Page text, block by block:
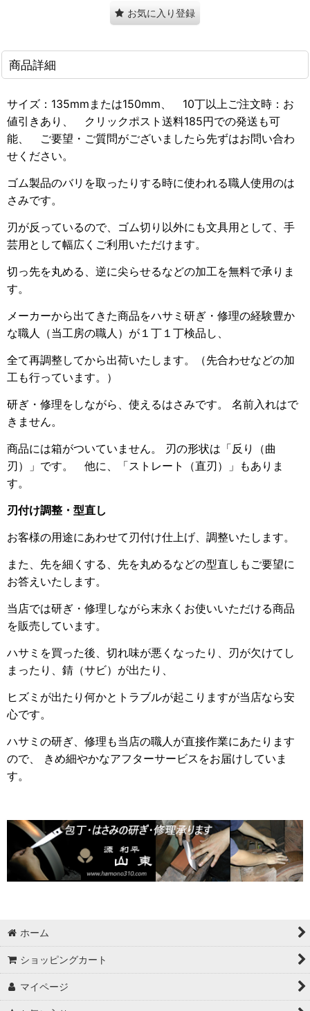
お気に入り登録
商品詳細
サイズ：135mmまたは150mm、 10丁以上ご注文時：お
値引きあり、 クリックポスト送料185円での発送も可
能、 ご要望・ご質問がございましたら先ずはお問い合わ
せください。
ゴム製品のバリを取ったりする時に使われる職人使用のは
さみです。
刃が反っているので、ゴム切り以外にも文具用として、手
芸用として幅広くご利用いただけます。
切っ先を丸める、逆に尖らせるなどの加工を無料で承りま
す。
メーカーから出てきた商品をハサミ研ぎ・修理の経験豊か
な職人（当工房の職人）が１丁１丁検品し、
全て再調整してから出荷いたします。（先合わせなどの加
工も行っています。）
研ぎ・修理をしながら、使えるはさみです。 名前入れはで
きません。
商品には箱がついていません。 刃の形状は「反り（曲
刃）」です。 他に、「ストレート（直刃）」もありま
す。
刃付け調整・型直し
お客様の用途にあわせて刃付け仕上げ、調整いたします。
また、先を細くする、先を丸めるなどの型直しもご要望に
お答えいたします。
当店では研ぎ・修理しながら末永くお使いいただける商品
を販売しています。
ハサミを買った後、切れ味が悪くなったり、刃が欠けてし
まったり、錆（サビ）が出たり、
ヒズミが出たり何かとトラブルが起こりますが当店なら安
心です。
ハサミの研ぎ、修理も当店の職人が直接作業にあたります
ので、 きめ細やかなアフターサービスをお届けしていま
す。
ホーム
ショッピングカート
マイページ